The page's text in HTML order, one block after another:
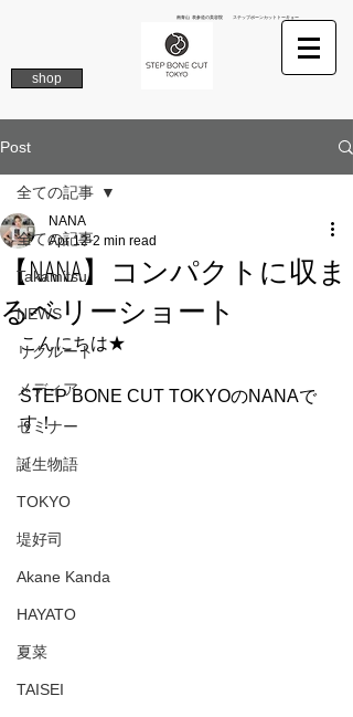
南青山 表参道の美容院 ステップボーンカットトーキョー
shop
Post
全ての記事
Takamitsu
NEWS
リクルート
メディア
セミナー
誕生物語
TOKYO
堤好司
Akane Kanda
HAYATO
夏菜
TAISEI
全ての記事
【NANA】コンパクトに収ま
るベリーショート
NANA
Apr 12 2 min read
こんにちは★
STEP BONE CUT TOKYOのNANAで
す！